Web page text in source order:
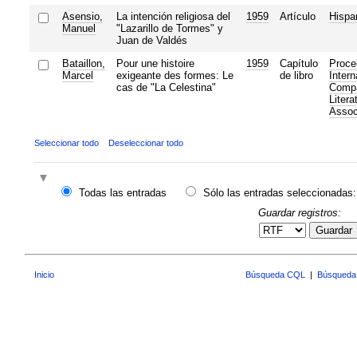
Asensio,
Manuel
La intención religiosa del
"Lazarillo de Tormes" y
Juan de Valdés
1959 Artículo
Bataillon,
Marcel
Pour une histoire
exigeante des formes: Le
cas de "La Celestina"
1959
Capítulo
de libro
Seleccionar todo Deseleccionar todo
Todas las entradas
Sólo las entradas seleccionadas:
Guardar registros:
Guardar
Inicio Búsqueda CQL